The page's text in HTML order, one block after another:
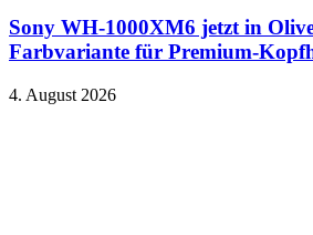
Sony WH-1000XM6 jetzt in
Farbvariante für Premium-
4. August 2026